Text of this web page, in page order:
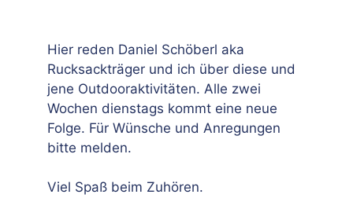
Hier reden Daniel Schöberl aka
Rucksackträger und ich über diese und
jene Outdooraktivitäten. Alle zwei
Wochen dienstags kommt eine neue
Folge. Für Wünsche und Anregungen
bitte melden.
Viel Spaß beim Zuhören.